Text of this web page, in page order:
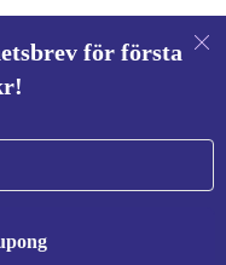
för första
Information om